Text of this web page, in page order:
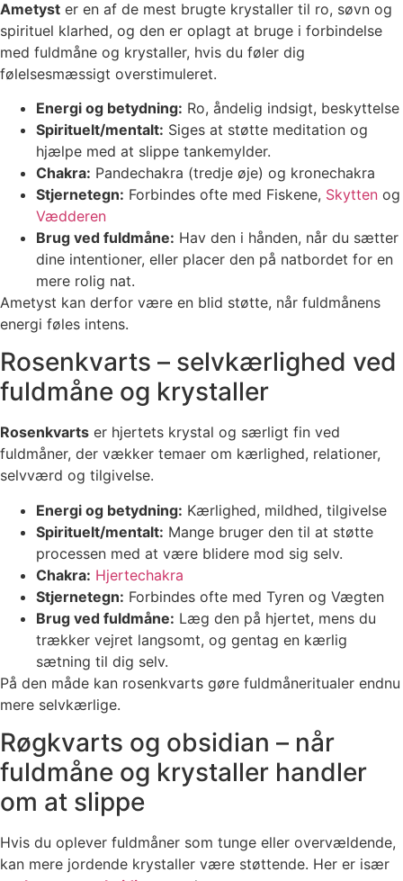
Ametyst er en af de mest brugte krystaller til ro, søvn og
spirituel klarhed, og den er oplagt at bruge i forbindelse
med fuldmåne og krystaller, hvis du føler dig
følelsesmæssigt overstimuleret.
Energi og betydning: Ro, åndelig indsigt, beskyttelse
Spirituelt/mentalt: Siges at støtte meditation og
hjælpe med at slippe tankemylder.
Chakra: Pandechakra (tredje øje) og kronechakra
Stjernetegn: Forbindes ofte med Fiskene, Skytten og
Vædderen
Brug ved fuldmåne: Hav den i hånden, når du sætter
dine intentioner, eller placer den på natbordet for en
mere rolig nat.
Ametyst kan derfor være en blid støtte, når fuldmånens
energi føles intens.
Rosenkvarts – selvkærlighed ved
fuldmåne og krystaller
Rosenkvarts er hjertets krystal og særligt fin ved
fuldmåner, der vækker temaer om kærlighed, relationer,
selvværd og tilgivelse.
Energi og betydning: Kærlighed, mildhed, tilgivelse
Spirituelt/mentalt: Mange bruger den til at støtte
processen med at være blidere mod sig selv.
Chakra: Hjertechakra
Stjernetegn: Forbindes ofte med Tyren og Vægten
Brug ved fuldmåne: Læg den på hjertet, mens du
trækker vejret langsomt, og gentag en kærlig
sætning til dig selv.
På den måde kan rosenkvarts gøre fuldmåneritualer endnu
mere selvkærlige.
Røgkvarts og obsidian – når
fuldmåne og krystaller handler
om at slippe
Hvis du oplever fuldmåner som tunge eller overvældende,
kan mere jordende krystaller være støttende. Her er især